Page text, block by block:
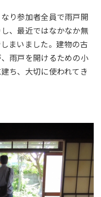
り参加者全員で雨戸開
、最近ではなかなか無
まいました。建物の古
雨戸を開けるための小
ち、大切に使われてき